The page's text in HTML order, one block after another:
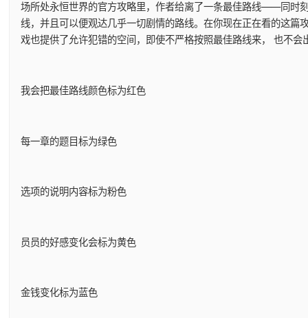
场所处永恒世界的官方攻略里，作者给离了一条最佳路线——同时
线，并且可以便观达几乎一切剧情的路线。在你现在正在看的这篇
戏也提供了允许犯错的空间，即使不严格按照最佳路线来， 也不会
我会把最佳路线颜色标为红色
每一章的题目标为绿色
选项的说明内容标为粉色
员员的好感变化会标为黄色
金钱变化标为蓝色